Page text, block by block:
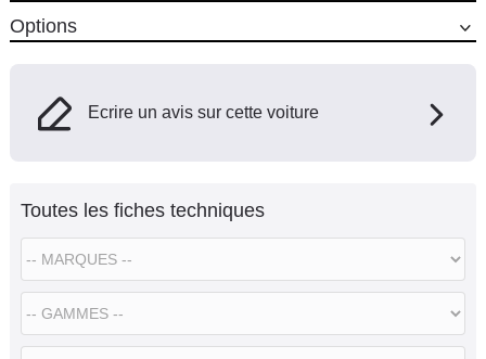
Options
Ecrire un avis sur cette voiture
Toutes les fiches techniques